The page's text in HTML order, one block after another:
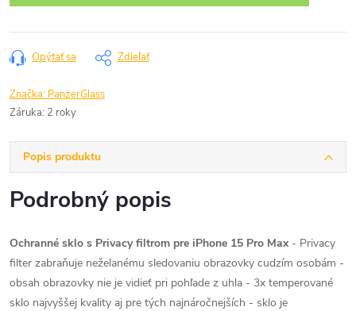
Opýtať sa Zdieľať
Značka: PanzerGlass
Záruka: 2 roky
Popis produktu
Podrobný popis
Ochranné sklo s Privacy filtrom pre iPhone 15 Pro Max- Privacy
filter zabraňuje neželanému sledovaniu obrazovky cudzím osobám -
obsah obrazovky nie je vidieť pri pohľade z uhla - 3x temperované
sklo najvyššej kvality aj pre tých najnáročnejších - sklo je